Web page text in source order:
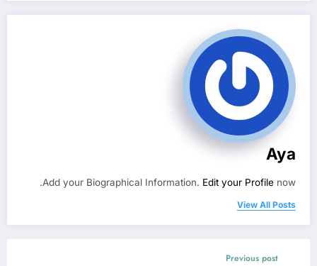
Aya
Add your Biographical Information. Edit your Profile now.
View All Posts
Previous post